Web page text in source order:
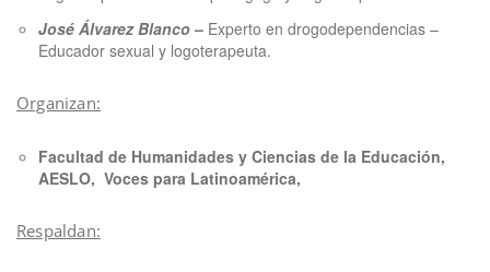
José Álvarez Blanco – Experto en drogodependencias –
Educador sexual y logoterapeuta.
Organizan:
Facultad de Humanidades y Ciencias de la Educación,
AESLO, Voces para Latinoamérica,
Respaldan: